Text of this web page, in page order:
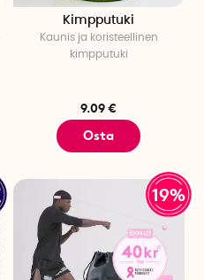
Kimpputuki
Kaunis ja koristeellinen
kimpputuki
9.09 €
Osta
19%